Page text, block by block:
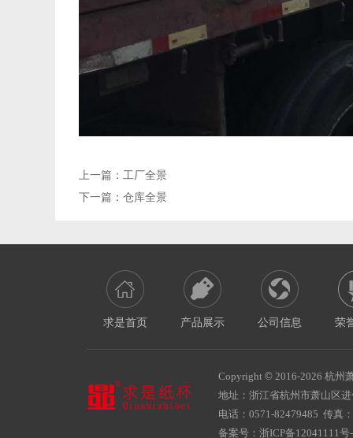
上一篇： 工厂全景
下一篇： 仓库全景
求是首页 产品展示 公司信息 荣
Copyright © 2016-2026 杭州
地址：浙江省杭州市萧山区
电话：0571-82479485 传真
备案号： 浙ICP备12041111号